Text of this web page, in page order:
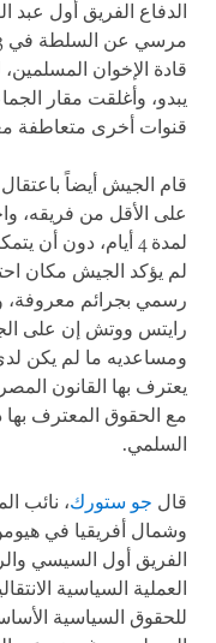
الدفاع الفريق أول
قادة الإخوان
يبدو، وأغلقت مقار
قنوات أخرى متعاطفة
على الأقل من فريقه،
لمدة 4 أيام، دون
لم يؤكد الجيش مكان
رسمي بجرائم
رايتس ووتش إن على
ومساعديه ما لم يكن لدى
يعترف بها القانون
مع الحقوق المعترف بها
السلمي.
قال جو ستورك، نائب
وشمال أفريقيا في
الفريق أول السيسي
العملية السياسية
للحقوق السياسية